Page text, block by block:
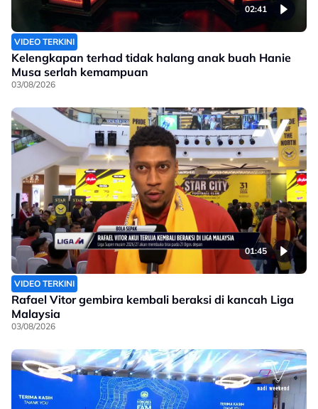
02:41
VIDEO TERKINI
Kelengkapan terhad tidak halang anak buah Hanie
Musa serlah kemampuan
03/08/2026
01:45
VIDEO TERKINI
Rafael Vitor gembira kembali beraksi di kancah Liga
Malaysia
03/08/2026